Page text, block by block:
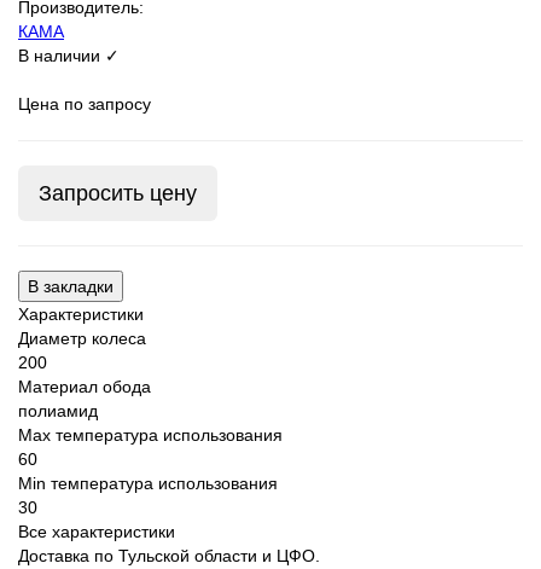
Производитель:
КАМА
В наличии ✓
Цена по запросу
Запросить цену
В закладки
Характеристики
Диаметр колеса
200
Материал обода
полиамид
Max температура использования
60
Min температура использования
30
Все характеристики
Доставка по Тульской области и ЦФО.